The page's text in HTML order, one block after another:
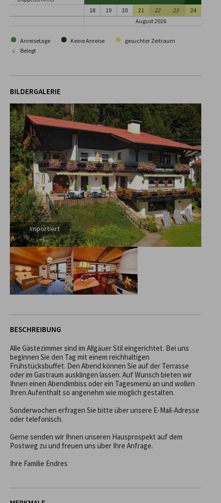
18
19 20 21 22 23 24
August 2026
Anreisetage Keine Anreise gesuchter Zeitraum
× Belegt
BILDERGALERIE
Importiert
BESCHREIBUNG
Alle Gästezimmer sind im Allgäuer Stil eingerichtet. Bei uns
beginnen Sie den Tag mit einem reichhaltigen
Frühstücksbuffet. Den Abend können Sie auf der Terrasse
oder im Gastraum ausklingen lassen. Auf Wunsch bieten wir
Ihnen einen Abendimbiss oder ein Tagesmenü an und wollen
Ihren Aufenthalt so angenehm wie möglich gestalten.
Sonderwochen erfragen Sie bitte über unsere E-Mail-Adresse
oder telefonisch.
Gerne senden wir Ihnen unseren Hausprospekt auf dem
Postweg zu und freuen uns über Ihre Anfrage.
Ihre Familie Endres